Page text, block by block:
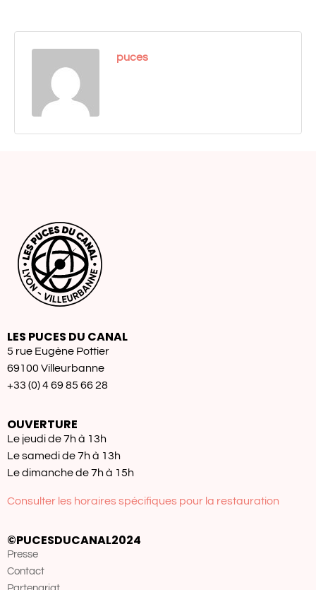
puces
LES PUCES DU CANAL
5 rue Eugène Pottier
69100 Villeurbanne
+33 (0) 4 69 85 66 28
OUVERTURE
Le jeudi de 7h à 13h
Le samedi de 7h à 13h
Le dimanche de 7h à 15h
Consulter les horaires spécifiques pour la restauration
©PUCESDUCANAL2024
Presse
Contact